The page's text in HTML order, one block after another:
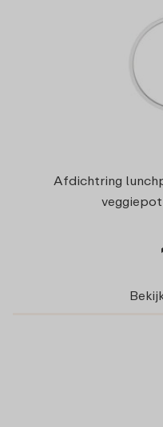
Afdichtring